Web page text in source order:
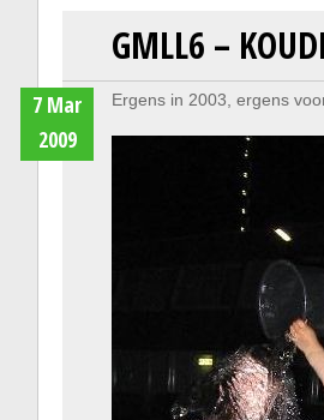
GMLL6 –
7 Mar
2009
Ergens in 2003, ergens